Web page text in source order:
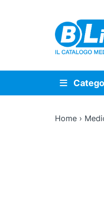
Vai al contenuto principale
Home›